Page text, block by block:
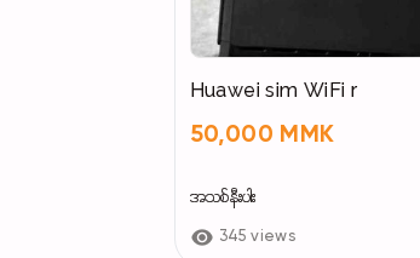
Huawei sim WiFi r
50,000 MMK
အသစ်နီးပါး
345 views